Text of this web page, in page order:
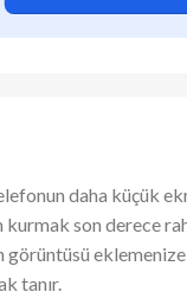
daha küçük
son derece
tanır.